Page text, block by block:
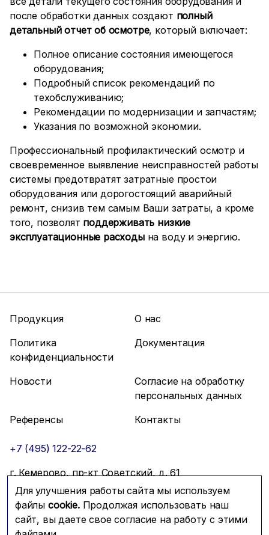
после обработки данных создают полный
детальный отчет об осмотре, который включает:
Полное описание состояния имеющегося
оборудования;
Подробный список рекомендаций по
техобслуживанию;
Рекомендации по модернизации и запчастям;
Указания по возможной экономии.
Профессиональный профилактический осмотр и
своевременное выявление неисправностей работы
системы предотвратят затратные простои
оборудования или дорогостоящий аварийный
ремонт, снизив тем самым Ваши затраты, а кроме
того, позволят поддерживать низкие
эксплуатационные расходына воду и энергию.
Для улучшения работы сайта мы используем
файлы cookie.Продолжая использовать наш
сайт, вы даете свое согласие на работу с этими
Продукция
О нас
Политика
конфиденциальности
Документация
Новости
Согласие на обработку
персональных данных
Референсы
Контакты
+7 (495) 122-22-62
г. Кемерово, пр-кт Советский, д. 61
info@mfmc.ru
Связаться с нами